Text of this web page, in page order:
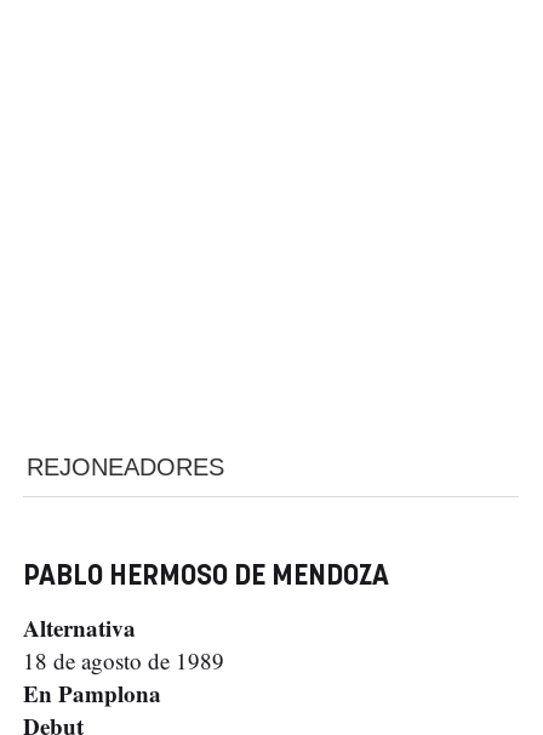
REJONEADORES
PABLO HERMOSO DE MENDOZA
Alternativa
18 de agosto de 1989
En Pamplona
Debut